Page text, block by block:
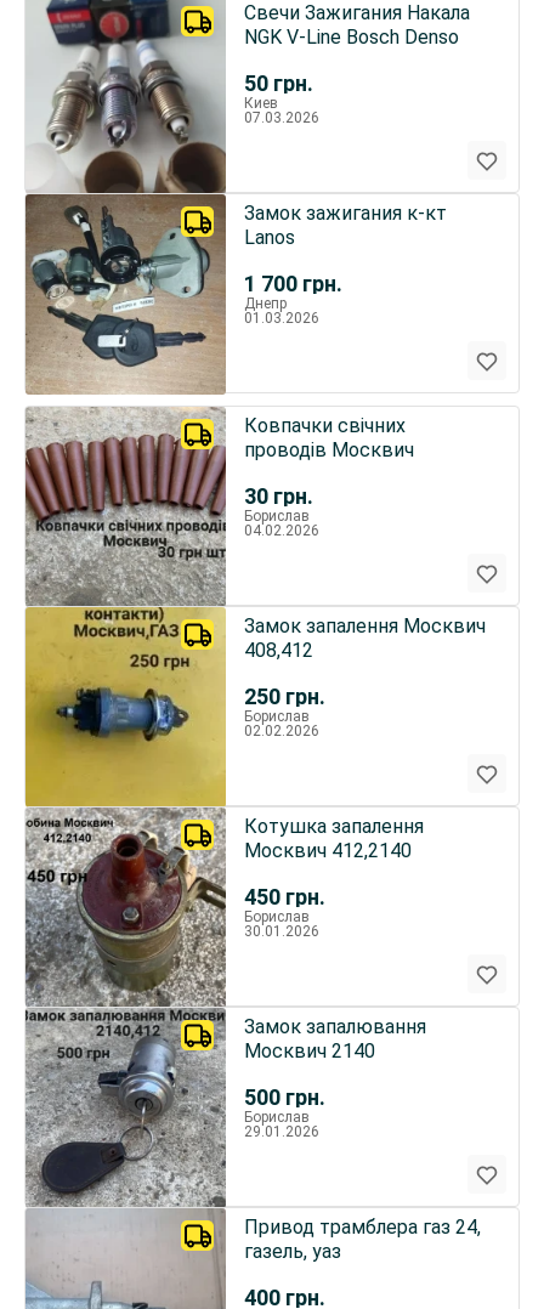
50 грн.
Свечи Зажигания Накала
NGK V-Line Bosch Denso
Киев
07.03.2026
1 700 грн.
Замок зажигания к-кт
Lanos
Днепр
01.03.2026
30 грн.
Ковпачки свічних
проводів Москвич
Борислав
04.02.2026
250 грн.
Замок запалення Москвич
408,412
Борислав
02.02.2026
450 грн.
Котушка запалення
Москвич 412,2140
Борислав
30.01.2026
500 грн.
Замок запалювання
Москвич 2140
Борислав
29.01.2026
400 грн.
Привод трамблера газ 24,
газель, уаз